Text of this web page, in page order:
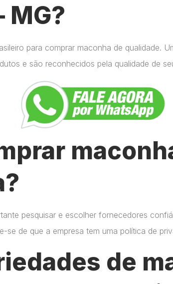
MG?
para comprar maconha de qualidade.
e são reconhecidos pela qualidade de
pesquisar e escolher fornecedores
se de que a empresa tem uma política de
de